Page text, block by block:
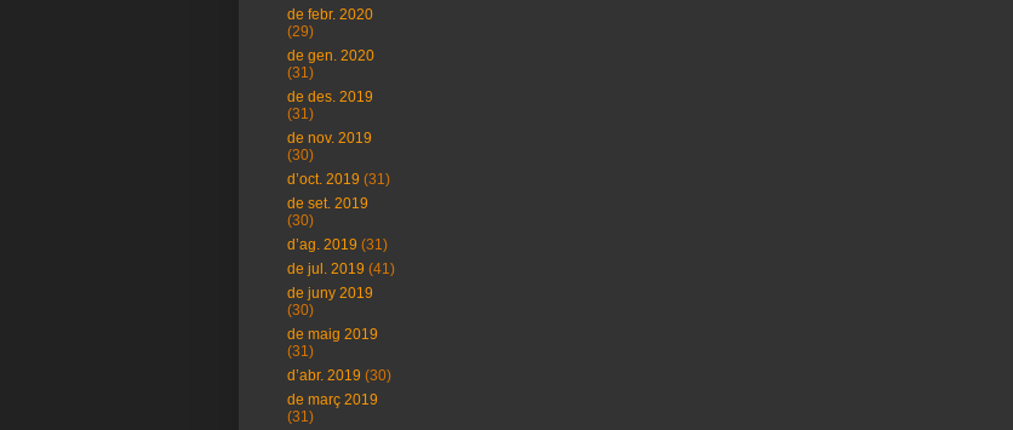
de febr. 2020
(29)
de gen. 2020
(31)
de des. 2019
(31)
de nov. 2019
(30)
d’oct. 2019 (31)
de set. 2019
(30)
d’ag. 2019 (31)
de jul. 2019 (41)
de juny 2019
(30)
de maig 2019
(31)
d’abr. 2019 (30)
de març 2019
(31)